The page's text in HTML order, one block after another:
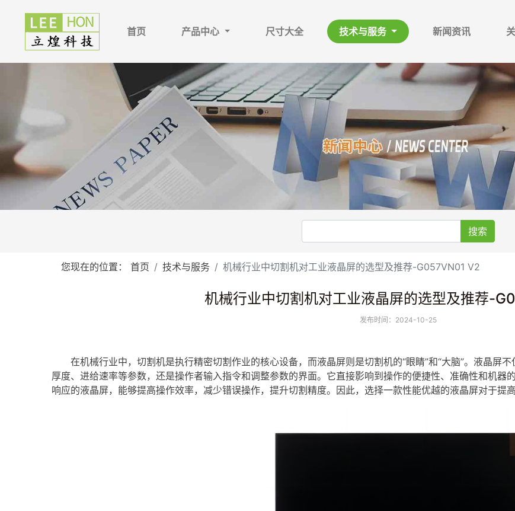
首页 产品中心 尺寸大全 技术与服务 新闻资讯
搜索
您现在的位置： 首页 技术与服务 机械行业中切割机对工业液晶屏的选型及推荐-G057VN01 V2
机械行业中切割机对工业液晶屏的选型及推荐-
发布时间：2024-10-25
在机械行业中，切割机是执行精密切割作业的核心设备，而液晶屏则是切割机的“眼睛”和“大脑”。 液晶屏不
厚度、进给速率等参数，还是操作者输入指令和调整参数的界面。它直接影响到操作的便捷性、准确性和机器
响应的液晶屏，能够提高操作效率，减少错误操作，提升切割精度。因此，选择一款性能优越的液晶屏对于提